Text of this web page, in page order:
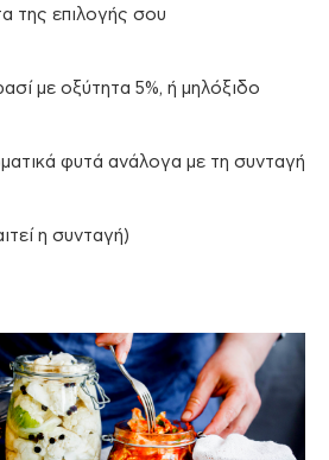
της επιλογής σου
με οξύτητα 5%, ή μηλόξιδο
φυτά ανάλογα με τη συνταγή
η συνταγή)